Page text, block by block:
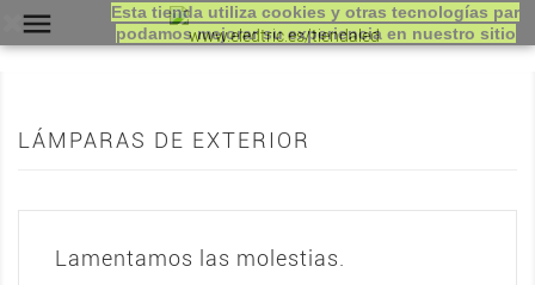

LÁMPARAS DE EXTERIOR
Lamentamos las molestias.
Esta tienda utiliza cookies y otras tecnologías par
podamos mejorar su experiencia en nuestro sitio